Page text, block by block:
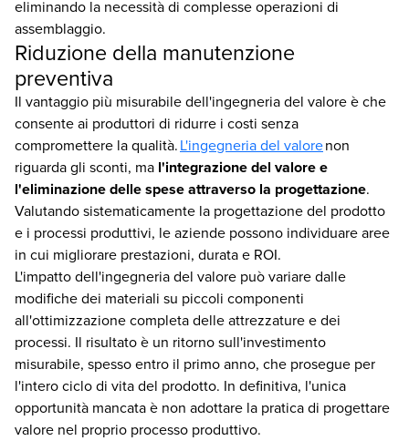
eliminando la necessità di complesse operazioni di
assemblaggio.
Riduzione della manutenzione
preventiva
Il vantaggio più misurabile dell'ingegneria del valore è che
consente ai produttori di ridurre i costi senza
compromettere la qualità.L'ingegneria del valorenon
riguarda gli sconti, ma l'integrazione del valore e
l'eliminazione delle spese attraverso la progettazione.
Valutando sistematicamente la progettazione del prodotto
e i processi produttivi, le aziende possono individuare aree
in cui migliorare prestazioni, durata e ROI.
L'impatto dell'ingegneria del valore può variare dalle
modifiche dei materiali su piccoli componenti
all'ottimizzazione completa delle attrezzature e dei
processi. Il risultato è un ritorno sull'investimento
misurabile, spesso entro il primo anno, che prosegue per
l'intero ciclo di vita del prodotto. In definitiva, l'unica
opportunità mancata è non adottare la pratica di progettare
valore nel proprio processo produttivo.